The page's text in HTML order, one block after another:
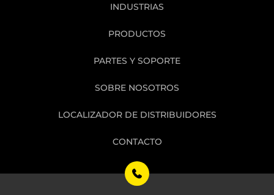
INDUSTRIAS
PRODUCTOS
PARTES Y SOPORTE
SOBRE NOSOTROS
LOCALIZADOR DE DISTRIBUIDORES
CONTACTO